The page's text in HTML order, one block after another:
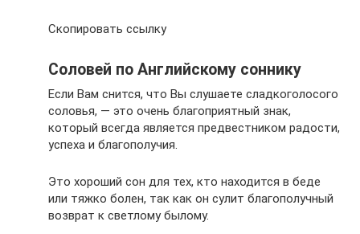
Скопировать ссылку
Соловей по Английскому соннику
Если Вам снится, что Вы слушаете сладкоголосого
соловья, — это очень благоприятный знак,
который всегда является предвестником радости,
успеха и благополучия.
Это хороший сон для тех, кто находится в беде
или тяжко болен, так как он сулит благополучный
возврат к светлому былому.